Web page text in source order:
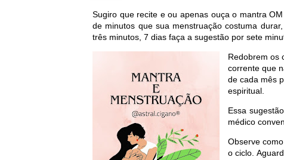
Sugiro que recite e ou apenas ouça o mantra
de minutos que sua menstruação costuma
três minutos, 7 dias faça a sugestão por sete
Redobrem os
corrente que
de cada mês
espiritual.
Essa
médico
Observe
o ciclo.